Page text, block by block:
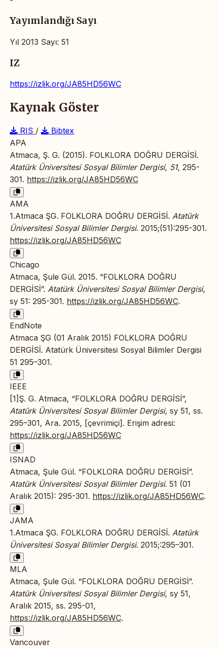
Yayımlandığı Sayı
Yıl 2013 Sayı: 51
IZ
https://izlik.org/JA85HD56WC
Kaynak Göster
RIS /
Bibtex
APA
Atmaca, Ş. G. (2015). FOLKLORA DOĞRU DERGİSİ.
Atatürk Üniversitesi Sosyal Bilimler Dergisi, 51, 295-
301. https://izlik.org/JA85HD56WC
AMA
1.Atmaca ŞG. FOLKLORA DOĞRU DERGİSİ. Atatürk
Üniversitesi Sosyal Bilimler Dergisi. 2015;(51):295-301.
https://izlik.org/JA85HD56WC
Chicago
Atmaca, Şule Gül. 2015. “FOLKLORA DOĞRU
DERGİSİ”. Atatürk Üniversitesi Sosyal Bilimler Dergisi,
sy 51: 295-301. https://izlik.org/JA85HD56WC.
EndNote
Atmaca ŞG (01 Aralık 2015) FOLKLORA DOĞRU
DERGİSİ. Atatürk Üniversitesi Sosyal Bilimler Dergisi
51 295–301.
IEEE
[1]Ş. G. Atmaca, “FOLKLORA DOĞRU DERGİSİ”,
Atatürk Üniversitesi Sosyal Bilimler Dergisi, sy 51, ss.
295–301, Ara. 2015, [çevrimiçi]. Erişim adresi:
https://izlik.org/JA85HD56WC
ISNAD
Atmaca, Şule Gül. “FOLKLORA DOĞRU DERGİSİ”.
Atatürk Üniversitesi Sosyal Bilimler Dergisi. 51 (01
Aralık 2015): 295-301. https://izlik.org/JA85HD56WC.
JAMA
1.Atmaca ŞG. FOLKLORA DOĞRU DERGİSİ. Atatürk
Üniversitesi Sosyal Bilimler Dergisi. 2015;:295–301.
MLA
Atmaca, Şule Gül. “FOLKLORA DOĞRU DERGİSİ”.
Atatürk Üniversitesi Sosyal Bilimler Dergisi, sy 51,
Aralık 2015, ss. 295-01,
https://izlik.org/JA85HD56WC.
Vancouver